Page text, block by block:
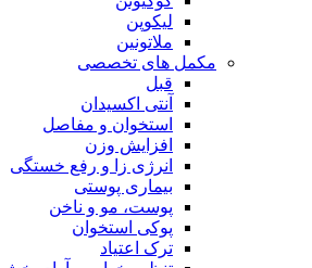
لیکوپن
ملاتونین
مکمل های تخصصی
قبل
آنتی اکسیدان
استخوان و مفاصل
افزایش وزن
انرژی زا و رفع خستگی
بیماری پوستی
پوست، مو و ناخن
پوکی استخوان
ترک اعتیاد